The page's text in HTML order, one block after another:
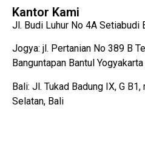
Kantor Kami
Jl. Budi Luhur No 4A Setiabudi
Jogya: jl. Pertanian No 389 B
Banguntapan Bantul
Bali: Jl. Tukad Badung IX, G
Selatan, Bali